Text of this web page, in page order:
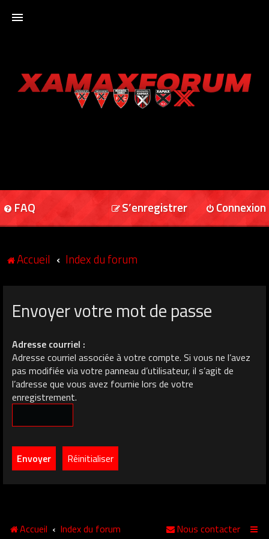
XAMAXFORUM
FAQ Connexion
S’enregistrer
Accueil Index du forum
Envoyer votre mot de passe
Adresse courriel :
Adresse courriel associée à votre compte. Si vous ne l’avez
pas modifiée via votre panneau d’utilisateur, il s’agit de
l’adresse que vous avez fournie lors de votre
enregistrement.
Accueil Index du forum Nous contacter